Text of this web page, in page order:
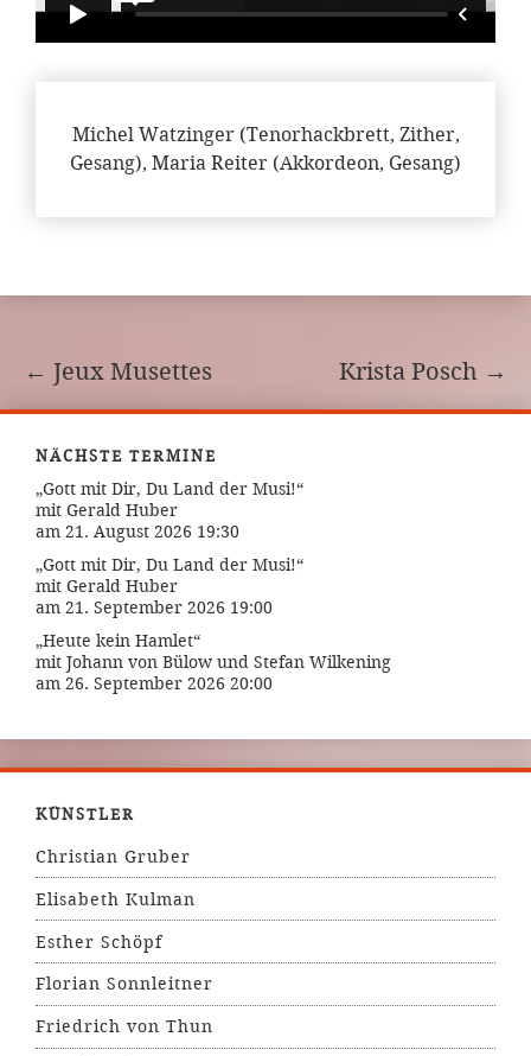
Michel Watzinger (Tenorhackbrett, Zither,
Gesang), Maria Reiter (Akkordeon, Gesang)
← Jeux Musettes Krista Posch →
NÄCHSTE TERMINE
„Gott mit Dir, Du Land der Musi!“
mit Gerald Huber
am 21. August 2026 19:30
„Gott mit Dir, Du Land der Musi!“
mit Gerald Huber
am 21. September 2026 19:00
„Heute kein Hamlet“
mit Johann von Bülow und Stefan Wilkening
am 26. September 2026 20:00
KÜNSTLER
Christian Gruber
Elisabeth Kulman
Esther Schöpf
Florian Sonnleitner
Friedrich von Thun